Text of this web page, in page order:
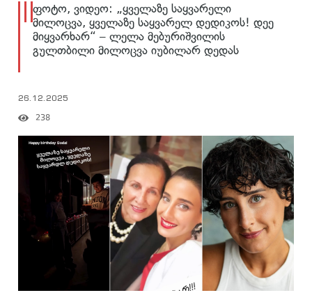
ფოტო, ვიდეო: „ყველაზე საყვარელი
მილოცვა, ყველაზე საყვარელ დედიკოს! დეე
მიყვარხარ“ – ლელა მებურიშვილის
გულთბილი მილოცვა იუბილარ დედას
26.12.2025
238